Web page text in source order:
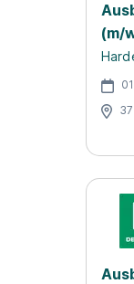
(m/